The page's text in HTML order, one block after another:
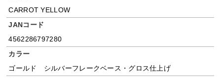
CARROT YELLOW
JANコード
4562286797280
カラー
ゴールド シルバーフレークベース・グロス仕上げ